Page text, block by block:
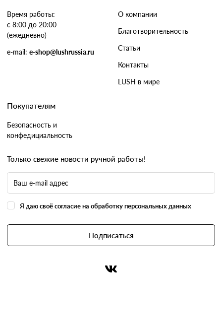
Время работы:
с 8:00 до 20:00
(ежедневно)
e-mail: e-shop@lushrussia.ru
О компании
Благотворительность
Статьи
Контакты
LUSH в мире
Покупателям
Безопасность и
конфедициальность
Только свежие новости ручной работы!
Я даю своё согласие на обработку персональных данных
Подписаться